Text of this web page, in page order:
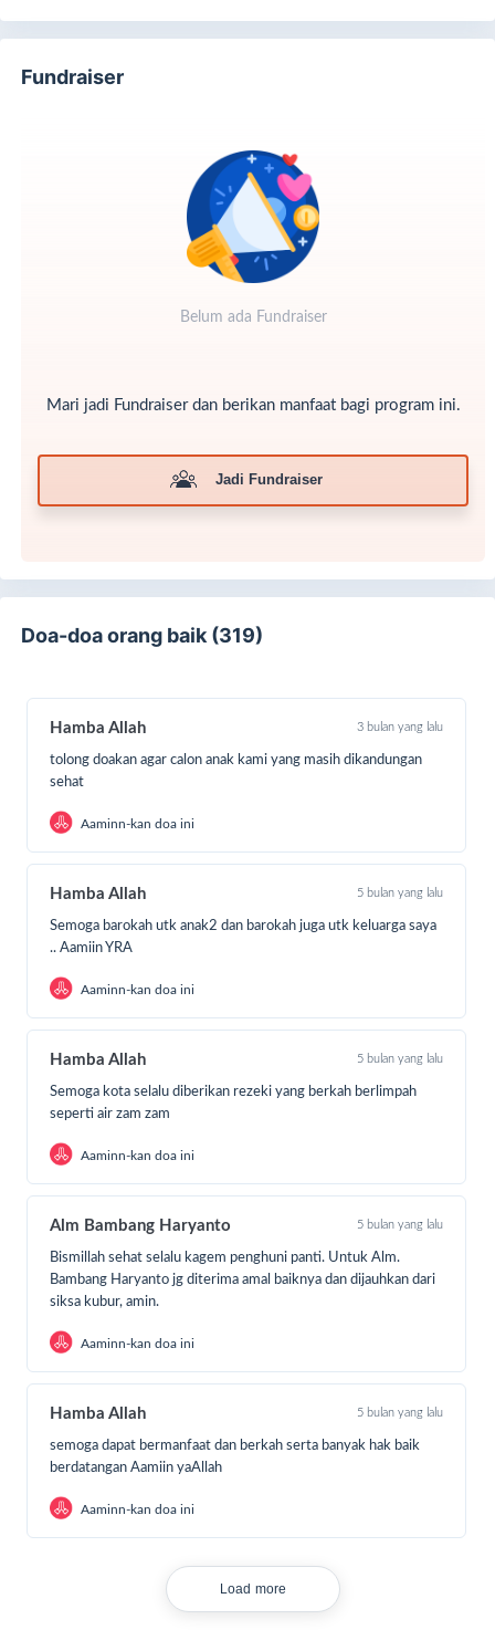
piatu dan dhuafa. Sebagian besar datang dari latar
belakang yang menyayat hati.
Salah satunya Wina (16 tahun) dan adiknya Sandi (13
tahun). Mereka berasal dari Bandung.
kemudian, sang ayah pun meninggal.
Kini, Wina bercita-cita ingin menjadi chef terkenal,
sementara Sandi ingin tetap sekolah agar bisa menjaga
Fundraiser
Belum ada Fundraiser
Mari jadi Fundraiser dan berikan manfaat bagi program ini.
Jadi Fundraiser
Doa-doa orang baik (319)
Hamba Allah 3 bulan yang lalu
tolong doakan agar calon anak kami yang masih dikandungan
sehat
Aaminn-kan doa ini
Hamba Allah 5 bulan yang lalu
Semoga barokah utk anak2 dan barokah juga utk keluarga saya
.. Aamiin YRA
Aaminn-kan doa ini
Hamba Allah 5 bulan yang lalu
Semoga kota selalu diberikan rezeki yang berkah berlimpah
seperti air zam zam
Aaminn-kan doa ini
Alm Bambang Haryanto 5 bulan yang lalu
Bismillah sehat selalu kagem penghuni panti. Untuk Alm.
Bambang Haryanto jg diterima amal baiknya dan dijauhkan dari
siksa kubur, amin.
Aaminn-kan doa ini
Hamba Allah 5 bulan yang lalu
semoga dapat bermanfaat dan berkah serta banyak hak baik
berdatangan Aamiin yaAllah
Aaminn-kan doa ini
Load more